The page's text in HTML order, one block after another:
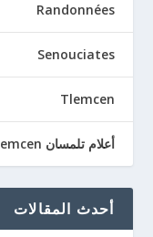
Randonnées
Senouciates
Tlemcen
أعلام تلمسان Célèbrités de Tlemcen
أحدث المقالات